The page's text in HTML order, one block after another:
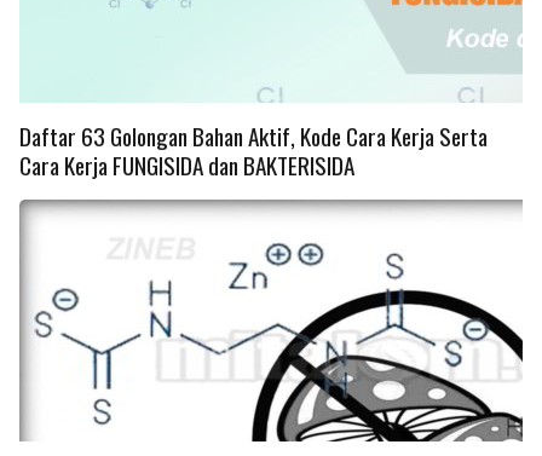
Daftar 63 Golongan Bahan Aktif, Kode Cara Kerja Serta
Cara Kerja FUNGISIDA dan BAKTERISIDA